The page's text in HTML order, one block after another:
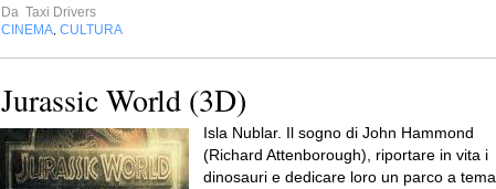
Da Taxi Drivers
CINEMA CULTURA
Jurassic World (3D)
Isla Nublar. Il sogno di John Hammond
(Richard Attenborough), riportare in vita i
dinosauri e dedicare loro un parco a tema